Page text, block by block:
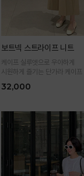
보트넥 스트라이프 니트
케이프 실루엣으로 우아하게
시원하게 즐기는 단가라 케이프
32,000